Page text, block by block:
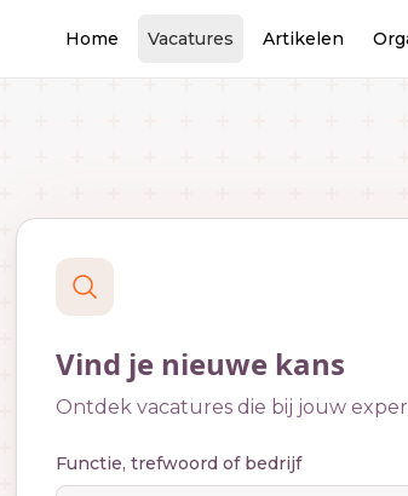
Home Vacatures Artikelen
Vind je nieuwe kans
Ontdek vacatures die bij jouw
Functie, trefwoord of bedrijf